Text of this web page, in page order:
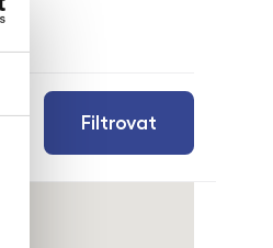
Filtrovat